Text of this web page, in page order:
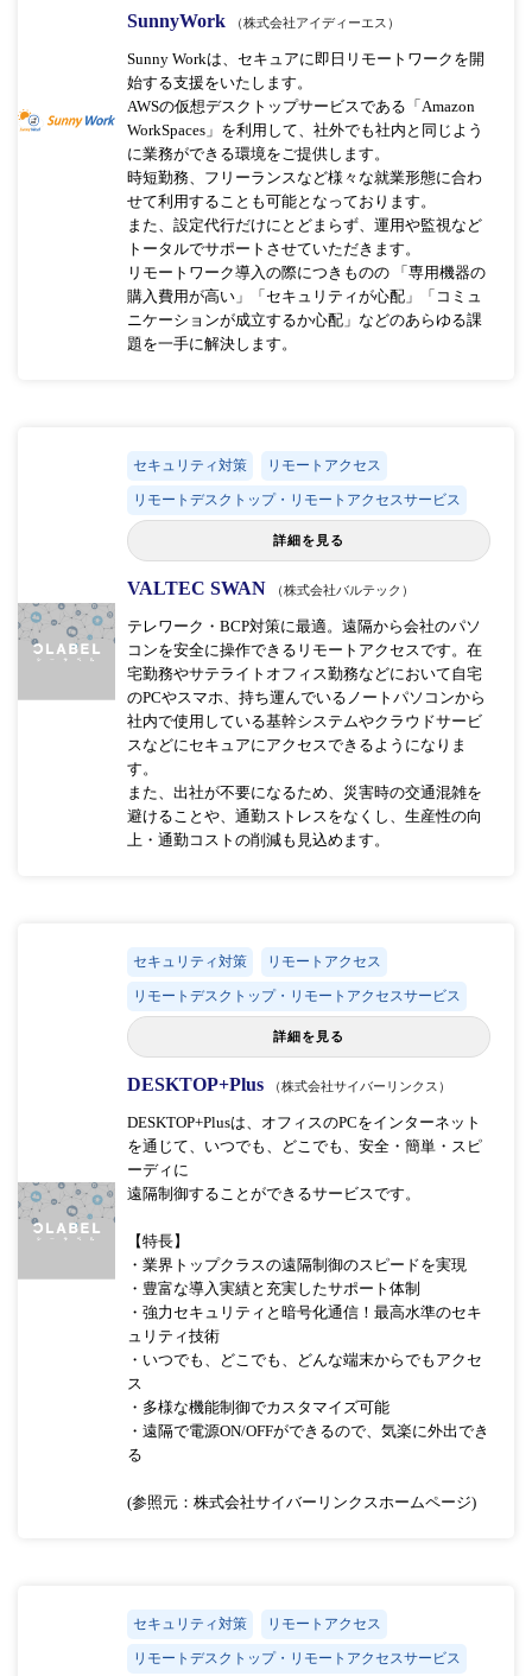
SunnyWork （株式会社アイディーエス）
Sunny Workは、セキュアに即日リモートワークを開
始する支援をいたします。
AWSの仮想デスクトップサービスである「Amazon
WorkSpaces」を利用して、社外でも社内と同じよう
に業務ができる環境をご提供します。
時短勤務、フリーランスなど様々な就業形態に合わ
せて利用することも可能となっております。
また、設定代行だけにとどまらず、運用や監視など
トータルでサポートさせていただきます。
リモートワーク導入の際につきものの 「専用機器の
購入費用が高い」「セキュリティが心配」「コミュ
ニケーションが成立するか心配」などのあらゆる課
題を一手に解決します。
セキュリティ対策 リモートアクセス
リモートデスクトップ・リモートアクセスサービス
詳細を見る
VALTEC SWAN （株式会社バルテック）
テレワーク・BCP対策に最適。遠隔から会社のパソ
コンを安全に操作できるリモートアクセスです。在
宅勤務やサテライトオフィス勤務などにおいて自宅
のPCやスマホ、持ち運んでいるノートパソコンから
社内で使用している基幹システムやクラウドサービ
スなどにセキュアにアクセスできるようになりま
す。
また、出社が不要になるため、災害時の交通混雑を
避けることや、通勤ストレスをなくし、生産性の向
上・通勤コストの削減も見込めます。
セキュリティ対策 リモートアクセス
リモートデスクトップ・リモートアクセスサービス
詳細を見る
DESKTOP+Plus （株式会社サイバーリンクス）
DESKTOP+Plusは、オフィスのPCをインターネット
を通じて、いつでも、どこでも、安全・簡単・スピ
ーディに
遠隔制御することができるサービスです。
【特長】
・業界トップクラスの遠隔制御のスピードを実現
・豊富な導入実績と充実したサポート体制
・強力セキュリティと暗号化通信！最高水準のセキ
ュリティ技術
・いつでも、どこでも、どんな端末からでもアクセ
ス
・多様な機能制御でカスタマイズ可能
・遠隔で電源ON/OFFができるので、気楽に外出でき
る
(参照元：株式会社サイバーリンクスホームページ)
セキュリティ対策 リモートアクセス
リモートデスクトップ・リモートアクセスサービス